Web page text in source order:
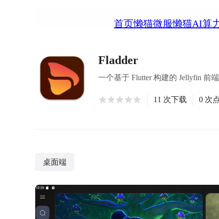
首页懒猫微服懒猫AI算
Fladder
一个基于 Flutter 构建的 Jellyfin 前
11 次下载 0 次
桌面端